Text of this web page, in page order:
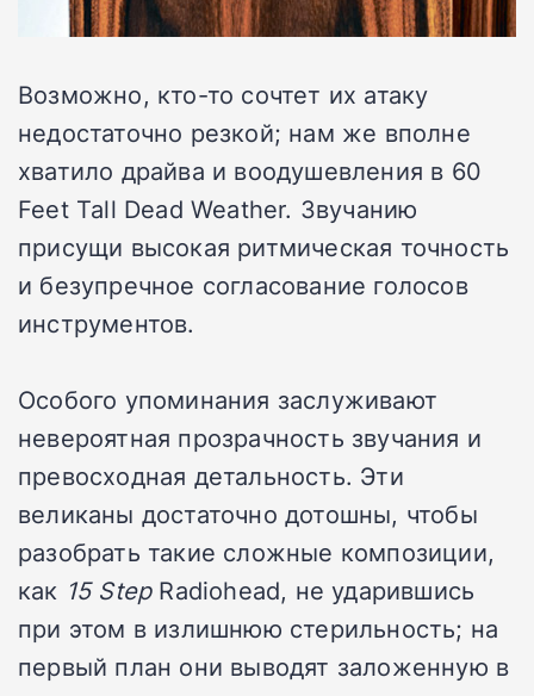
Возможно, кто-то сочтет их атаку
недостаточно резкой; нам же вполне
хватило драйва и воодушевления в 60
Feet Tall Dead Weather. Звучанию
присущи высокая ритмическая точность
и безупречное согласование голосов
инструментов.
Особого упоминания заслуживают
невероятная прозрачность звучания и
превосходная детальность. Эти
великаны достаточно дотошны, чтобы
разобрать такие сложные композиции,
как 15 StepRadiohead, не ударившись
при этом в излишнюю стерильность; на
первый план они выводят заложенную в